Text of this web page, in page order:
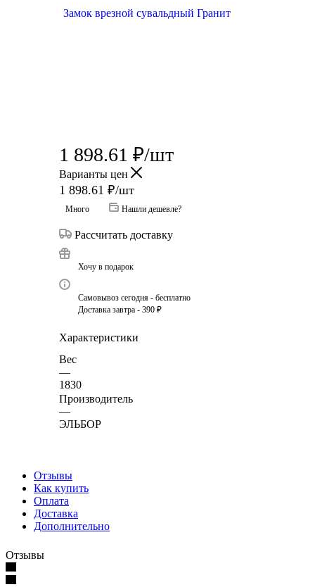
1 898.61 ₽/шт
Варианты цен
1 898.61 ₽/шт
Много Нашли дешевле?
Рассчитать доставку
Хочу в подарок
Самовывоз сегодня - бесплатно
Доставка завтра - 390 ₽
Характеристики
Вес
—
1830
Производитель
—
ЭЛЬБОР
Отзывы
Как купить
Оплата
Доставка
Дополнительно
Отзывы